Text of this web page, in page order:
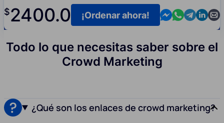
$2400.0 Contact us in
Contact us
Contact
¡Ordenar ahora!
Todo lo que necesitas saber sobre el
Crowd Marketing
¿Qué son los enlaces de crowd marketing?